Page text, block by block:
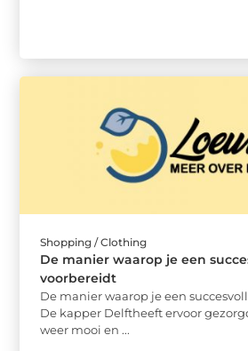
Shopping / Clothing
De manier waarop je een
voorbereidt
De manier waarop je een
De kapper Delftheeft ervoor
weer mooi en ...